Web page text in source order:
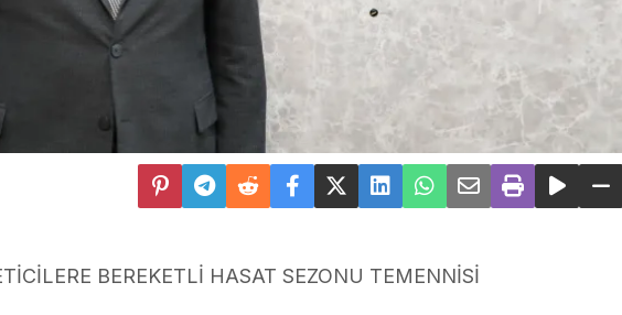
BEREKETLİ HASAT SEZONU TEMENNİSİ